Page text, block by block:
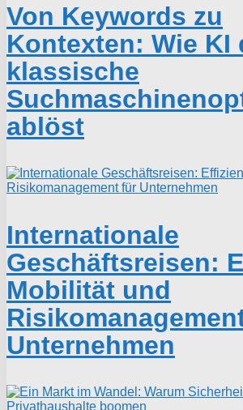
Von Keywords zu
Kontexten: Wie KI
klassische
ablöst
Internationale
Geschäftsreisen:
Mobilität und
Unternehmen